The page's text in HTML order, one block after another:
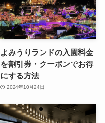
よみうりランドの入園料金
を割引券・クーポンでお得
にする方法
2024年10月24日